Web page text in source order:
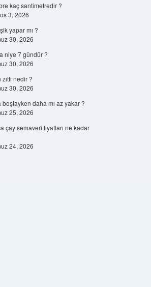
kaç santimetredir ?
3, 2026
yapar mı ?
30, 2026
niye 7 gündür ?
30, 2026
zıttı nedir ?
30, 2026
boştayken daha mı az yakar ?
25, 2026
çay semaveri fiyatları ne kadar
24, 2026